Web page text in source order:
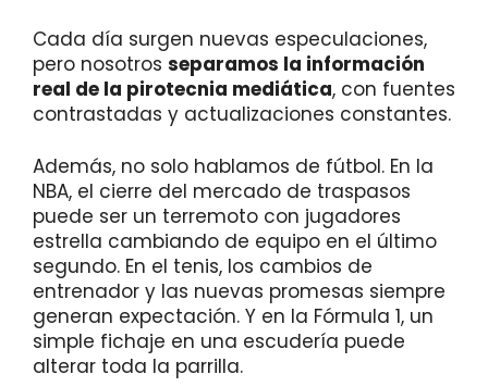
Cada día surgen nuevas especulaciones,
pero nosotros separamos la información
real de la pirotecnia mediática, con fuentes
contrastadas y actualizaciones constantes.
Además, no solo hablamos de fútbol. En la
NBA, el cierre del mercado de traspasos
puede ser un terremoto con jugadores
estrella cambiando de equipo en el último
segundo. En el tenis, los cambios de
entrenador y las nuevas promesas siempre
generan expectación. Y en la Fórmula 1, un
simple fichaje en una escudería puede
alterar toda la parrilla.